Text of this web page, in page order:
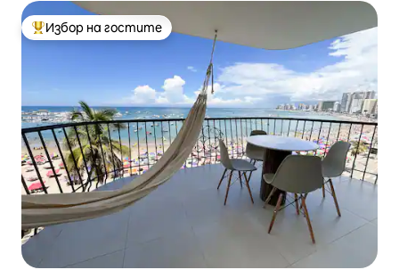
Най-популярен избор на гостите
Избор на гостите